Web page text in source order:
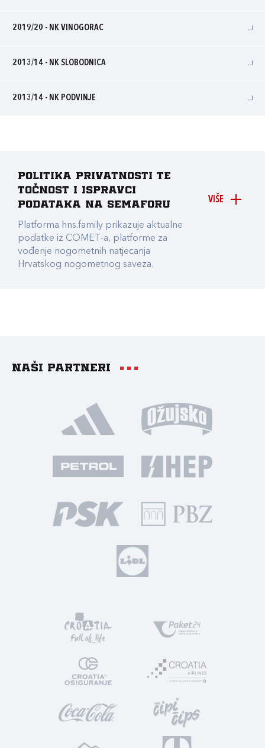
2019/20 - NK VINOGORAC
2013/14 - NK SLOBODNICA
2013/14 - NK PODVINJE
VIŠE
Politika privatnosti te
točnost i ispravci
podataka na Semaforu
Platforma hns.family prikazuje aktualne
podatke iz COMET-a, platforme za
vođenje nogometnih natjecanja
Hrvatskog nogometnog saveza.
Naši partneri